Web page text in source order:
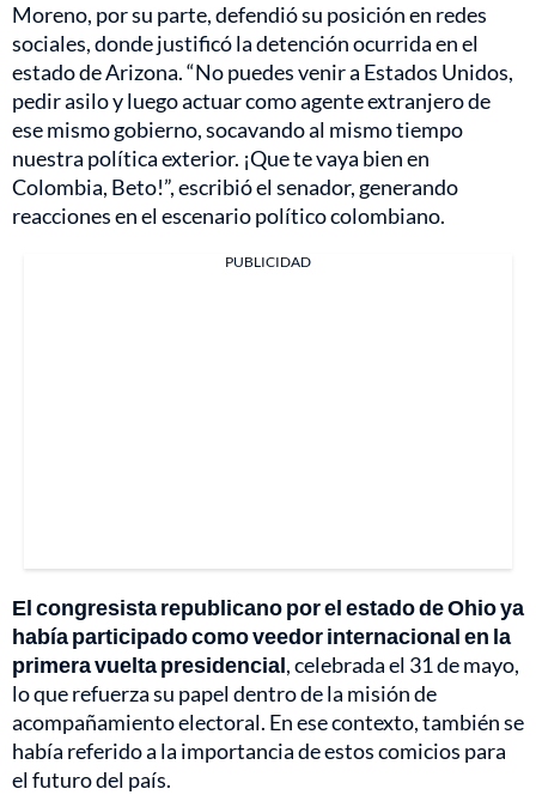
Moreno, por su parte, defendió su posición en redes
sociales, donde justificó la detención ocurrida en el
estado de Arizona. “No puedes venir a Estados Unidos,
pedir asilo y luego actuar como agente extranjero de
ese mismo gobierno, socavando al mismo tiempo
nuestra política exterior. ¡Que te vaya bien en
Colombia, Beto!”, escribió el senador, generando
reacciones en el escenario político colombiano.
PUBLICIDAD
El congresista republicano por el estado de Ohio ya
había participado como veedor internacional en la
primera vuelta presidencial, celebrada el 31 de mayo,
lo que refuerza su papel dentro de la misión de
acompañamiento electoral. En ese contexto, también se
había referido a la importancia de estos comicios para
el futuro del país.